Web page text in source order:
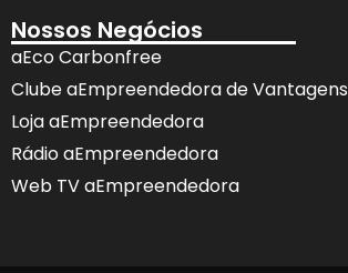
Nossos Negócios
aEco Carbonfree
Clube aEmpreendedora de Vantagens
Loja aEmpreendedora
Rádio aEmpreendedora
Web TV aEmpreendedora